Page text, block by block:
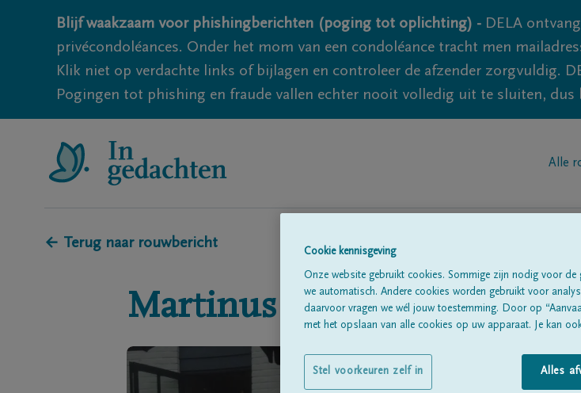
Blijf waakzaam voor phishingberichten (poging tot oplichting) - DELA
privécondoléances. Onder het mom van een condoléance tracht men
Klik niet op verdachte links of bijlagen en controleer de afzender zorgvuldig.
Pogingen tot phishing en fraude vallen echter nooit volledig uit te sluiten, dus
Alle
← Terug naar rouwbericht
Martinus - Marty - Delrock
Geboren te op 01/09/
Cookie kennisgeving
Onze website gebruikt cookies. Sommige zijn nodig voor de
we automatisch. Andere cookies worden gebruikt voor
daarvoor vragen we wél jouw toestemming. Door op
met het opslaan van alle cookies op uw apparaat. Je kan
Alles
Stel voorkeuren zelf in